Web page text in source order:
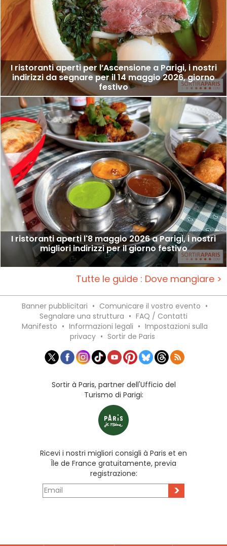
I ristoranti aperti per l’Ascensione a Parigi, i nostri
indirizzi da segnare per il 14 maggio 2026, giorno
festivo
I ristoranti aperti l'8 maggio 2026 a Parigi, i nostri
migliori indirizzi per il giorno festivo
Tutte le guide : Dove mangiare >
Banner pubblicitari • Comunicare il vostro evento •
Segnalare una struttura • FAQ / Contatti
Manifesto • Informazioni legali • Impostazioni sulla
privacy • Sortir de Paris
Sortir à Paris, partner dell'Ufficio del
Turismo di Parigi:
Ricevi i nostri migliori consigli à Paris et en
Île de France gratuitamente, previa
registrazione:
>